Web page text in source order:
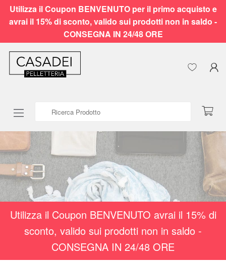
Utilizza il Coupon BENVENUTO per il primo acquisto e
avrai il 15% di sconto, valido sui prodotti non in saldo -
CONSEGNA IN 24/48 ORE
Utilizza il Coupon BENVENUTO avrai il 15% di
sconto, valido sui prodotti non in saldo -
CONSEGNA IN 24/48 ORE